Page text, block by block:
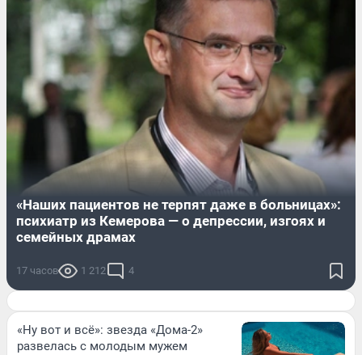
«Наших пациентов не терпят даже в больницах»:
психиатр из Кемерова — о депрессии, изгоях и
семейных драмах
17 часов 1 212 4
«Ну вот и всё»: звезда «Дома-2»
развелась с молодым мужем